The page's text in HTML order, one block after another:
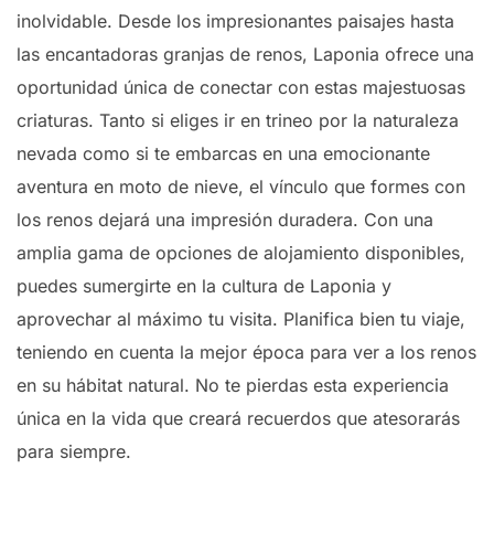
inolvidable. Desde los impresionantes paisajes hasta
las encantadoras granjas de renos, Laponia ofrece una
oportunidad única de conectar con estas majestuosas
criaturas. Tanto si eliges ir en trineo por la naturaleza
nevada como si te embarcas en una emocionante
aventura en moto de nieve, el vínculo que formes con
los renos dejará una impresión duradera. Con una
amplia gama de opciones de alojamiento disponibles,
puedes sumergirte en la cultura de Laponia y
aprovechar al máximo tu visita. Planifica bien tu viaje,
teniendo en cuenta la mejor época para ver a los renos
en su hábitat natural. No te pierdas esta experiencia
única en la vida que creará recuerdos que atesorarás
para siempre.